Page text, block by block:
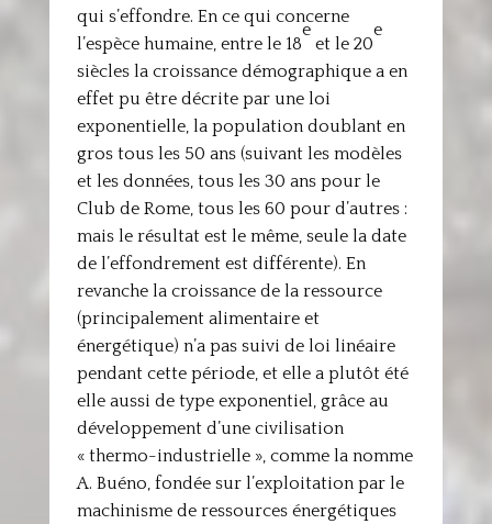
qui s’effondre. En ce qui concerne
l’espèce humaine, entre le 18
e
et le 20
e
siècles la croissance démographique a en
effet pu être décrite par une loi
exponentielle, la population doublant en
gros tous les 50 ans (suivant les modèles
et les données, tous les 30 ans pour le
Club de Rome, tous les 60 pour d’autres :
mais le résultat est le même, seule la date
de l’effondrement est différente). En
revanche la croissance de la ressource
(principalement alimentaire et
énergétique) n’a pas suivi de loi linéaire
pendant cette période, et elle a plutôt été
elle aussi de type exponentiel, grâce au
développement d’une civilisation
« thermo-industrielle », comme la nomme
A. Buéno, fondée sur l’exploitation par le
machinisme de ressources énergétiques